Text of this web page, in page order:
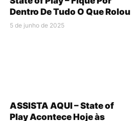
Dentro De Tudo O Que Rolou
5 de junho de 2025
ASSISTA AQUI – State of
Play Acontece Hoje às